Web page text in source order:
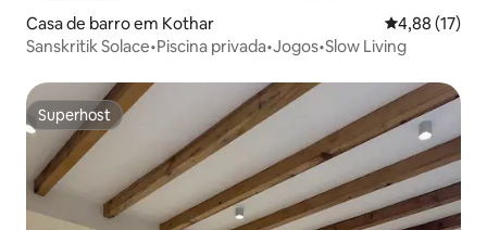
Casa de barro em Kothar Classificação
4,88 (17)
Sanskritik Solace•Piscina privada•Jogos•Slow Living
Superhost
Superhost